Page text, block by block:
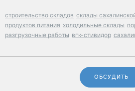
строительство складов склады
продуктов питания холодильные склады
разгрузочные работы вгк-стивидор
ОБСУДИТЬ